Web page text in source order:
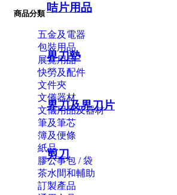
咭片用品
界刀墊
界刀及界刀片
剪刀
商品分類
五金及電器
包裝用品
展覽用品
快勞及配件
文件夾
文儀器材
文儀用品及器材
筆及筆芯
簿及便條
紙品
膠公事包 / 袋
茶水間和輔助
訂製產品